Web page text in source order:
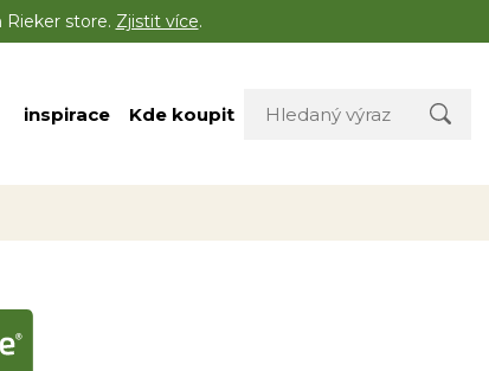
store. Zjistit více.
inspirace Kde koupit